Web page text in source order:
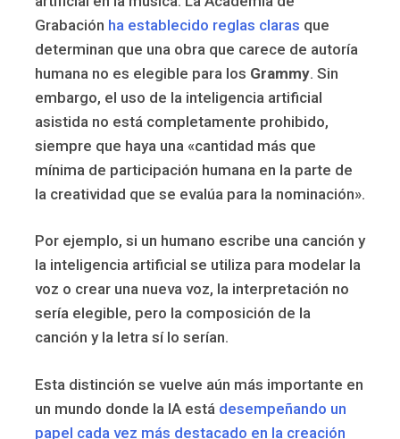
Grabación ha establecido reglas claras que
determinan que una obra que carece de autoría
humana no es elegible para los Grammy. Sin
embargo, el uso de la inteligencia artificial
asistida no está completamente prohibido,
siempre que haya una «cantidad más que
mínima de participación humana en la parte de
la creatividad que se evalúa para la nominación».
Por ejemplo, si un humano escribe una canción y
la inteligencia artificial se utiliza para modelar la
voz o crear una nueva voz, la interpretación no
sería elegible, pero la composición de la
canción y la letra sí lo serían.
Esta distinción se vuelve aún más importante en
un mundo donde la IA está desempeñando un
papel cada vez más destacado en la creación